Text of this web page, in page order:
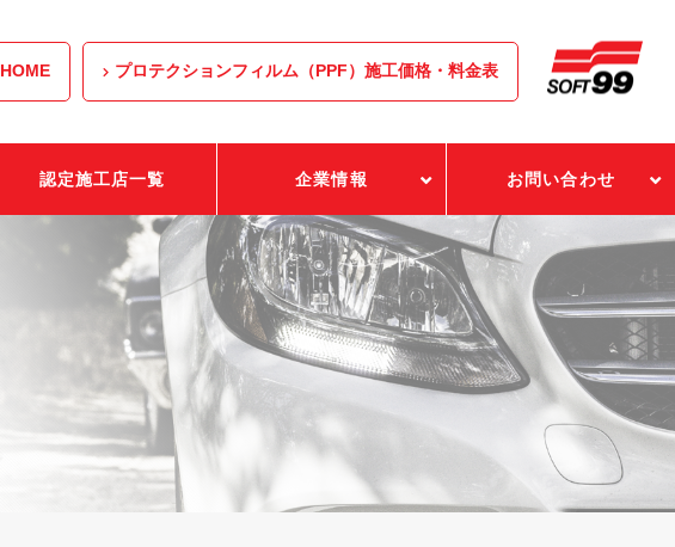
HOME プロテクションフィルム（PPF）施工価格・料金表
認定施工店一覧 企業情報 お問い合わせ